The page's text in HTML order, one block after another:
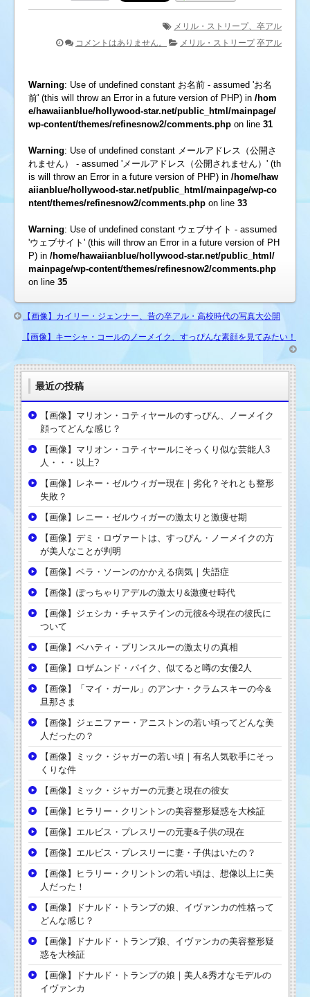
メリル・ストリープ、卒アル
コメントはありません。
メリル・ストリープ 卒アル
Warning: Use of undefined constant お名前 - assumed 'お名
前' (this will throw an Error in a future version of PHP) in /hom
e/hawaiianblue/hollywood-star.net/public_html/mainpage/
wp-content/themes/refinesnow2/comments.php on line 31
Warning: Use of undefined constant メールアドレス（公開さ
れません） - assumed 'メールアドレス（公開されません）' (th
is will throw an Error in a future version of PHP) in /home/haw
aiianblue/hollywood-star.net/public_html/mainpage/wp-co
ntent/themes/refinesnow2/comments.php on line 33
Warning: Use of undefined constant ウェブサイト - assumed
'ウェブサイト' (this will throw an Error in a future version of PH
P) in /home/hawaiianblue/hollywood-star.net/public_html/
mainpage/wp-content/themes/refinesnow2/comments.php
on line 35
【画像】カイリー・ジェンナー、昔の卒アル・高校時代の写真大公開
【画像】キーシャ・コールのノーメイク、すっぴんな素顔を見てみたい！
最近の投稿
【画像】マリオン・コティヤールのすっぴん、ノーメイク
顔ってどんな感じ？
【画像】マリオン・コティヤールにそっくり似な芸能人3
人・・・以上?
【画像】レネー・ゼルウィガー現在｜劣化？それとも整形
失敗？
【画像】レニー・ゼルウィガーの激太りと激痩せ期
【画像】デミ・ロヴァートは、すっぴん・ノーメイクの方
が美人なことが判明
【画像】ベラ・ソーンのかかえる病気｜失語症
【画像】ぽっちゃりアデルの激太り&激痩せ時代
【画像】ジェシカ・チャステインの元彼&今現在の彼氏に
ついて
【画像】ベハティ・プリンスルーの激太りの真相
【画像】ロザムンド・パイク、似てると噂の女優2人
【画像】「マイ・ガール」のアンナ・クラムスキーの今&
旦那さま
【画像】ジェニファー・アニストンの若い頃ってどんな美
人だったの？
【画像】ミック・ジャガーの若い頃｜有名人気歌手にそっ
くりな件
【画像】ミック・ジャガーの元妻と現在の彼女
【画像】ヒラリー・クリントンの美容整形疑惑を大検証
【画像】エルビス・プレスリーの元妻&子供の現在
【画像】エルビス・プレスリーに妻・子供はいたの？
【画像】ヒラリー・クリントンの若い頃は、想像以上に美
人だった！
【画像】ドナルド・トランプの娘、イヴァンカの性格って
どんな感じ？
【画像】ドナルド・トランプ娘、イヴァンカの美容整形疑
惑を大検証
【画像】ドナルド・トランプの娘｜美人&秀才なモデルの
イヴァンカ